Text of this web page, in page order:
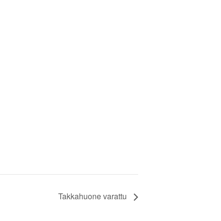
Takkahuone varattu